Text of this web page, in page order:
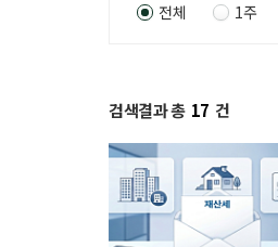
전체 1주
검색결과 총 17 건